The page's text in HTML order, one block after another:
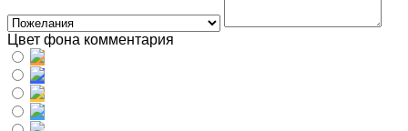
Цвет фона комментария